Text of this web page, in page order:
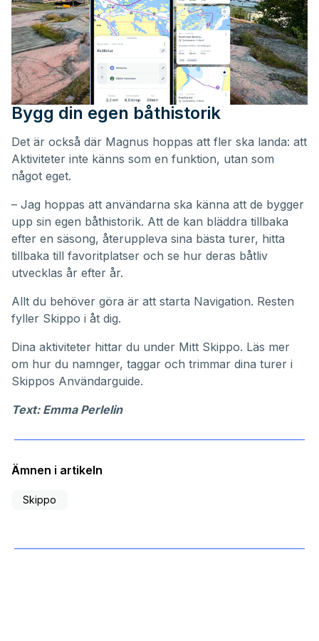
Bygg din egen båthistorik
Det är också där Magnus hoppas att fler ska landa: att
Aktiviteter inte känns som en funktion, utan som
något eget.
– Jag hoppas att användarna ska känna att de bygger
upp sin egen båthistorik. Att de kan bläddra tillbaka
efter en säsong, återuppleva sina bästa turer, hitta
tillbaka till favoritplatser och se hur deras båtliv
utvecklas år efter år.
Allt du behöver göra är att starta Navigation. Resten
fyller Skippo i åt dig.
Dina aktiviteter hittar du under Mitt Skippo. Läs mer
om hur du namnger, taggar och trimmar dina turer i
Skippos Användarguide.
Text: Emma Perlelin
Ämnen i artikeln
Skippo